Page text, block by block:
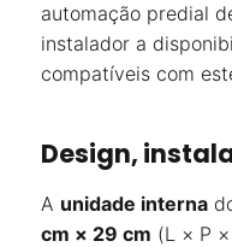
automação predial
instalador a
compatíveis com
Design,
A unidade interna
cm × 29 cm (L × P